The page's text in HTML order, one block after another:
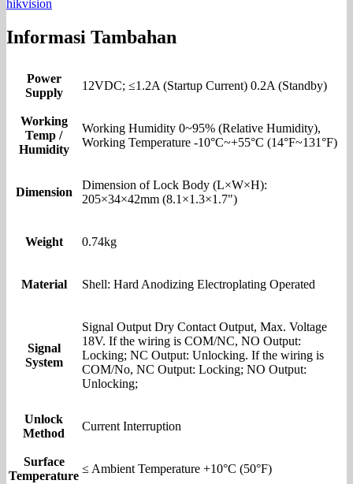
hikvision
Informasi Tambahan
Power
Supply
12VDC; ≤1.2A (Startup Current) 0.2A (Standby)
Working
Temp /
Humidity
Working Humidity 0~95% (Relative Humidity),
Working Temperature -10°C~+55°C (14°F~131°F)
Dimension
Dimension of Lock Body (L×W×H):
205×34×42mm (8.1×1.3×1.7")
Weight 0.74kg
Material Shell: Hard Anodizing Electroplating Operated
Signal
System
Signal Output Dry Contact Output, Max. Voltage
18V. If the wiring is COM/NC, NO Output:
Locking; NC Output: Unlocking. If the wiring is
COM/No, NC Output: Locking; NO Output:
Unlocking;
Unlock
Method
Current Interruption
Surface
Temperature
≤ Ambient Temperature +10°C (50°F)